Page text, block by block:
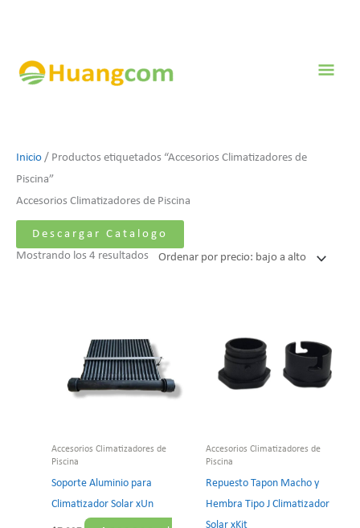
Inicio / Productos etiquetados “Accesorios Climatizadores de
Piscina”
Accesorios Climatizadores de Piscina
Descargar Catalogo
Mostrando los 4 resultados
Ordenado
precio:
bajo
a
Accesorios Climatizadores de
Piscina
Soporte Aluminio para
Climatizador Solar xUn
Accesorios Climatizadores de
Piscina
Repuesto Tapon Macho y
Hembra Tipo J Climatizador
Solar xKit